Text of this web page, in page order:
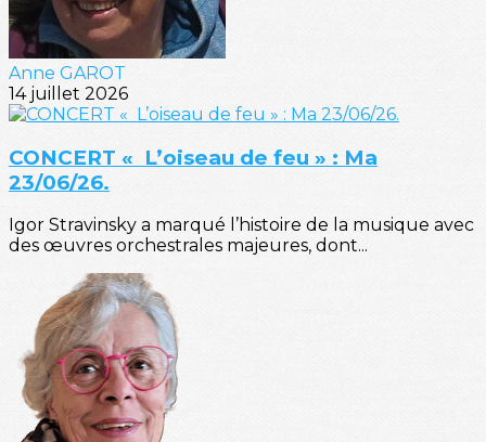
Anne GAROT
14 juillet 2026
CONCERT « L’oiseau de feu » : Ma
23/06/26.
Igor Stravinsky a marqué l’histoire de la musique avec
des œuvres orchestrales majeures, dont...